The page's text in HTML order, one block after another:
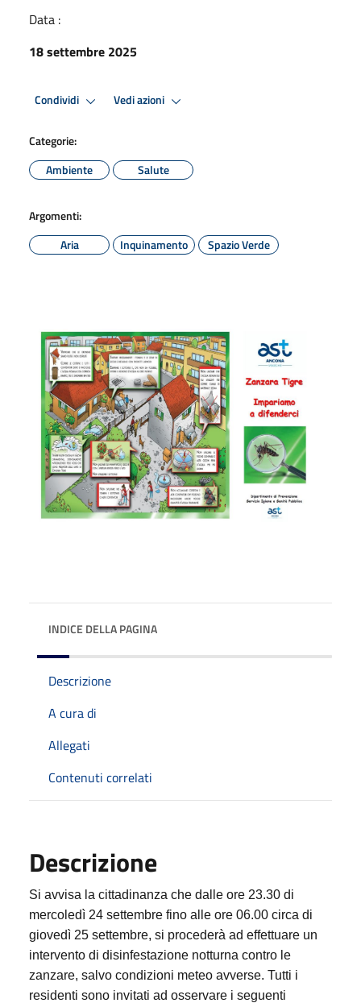
Data :
18 settembre 2025
Condividi Vedi azioni
Categorie:
Ambiente
Salute
Argomenti:
Aria
Inquinamento Spazio Verde
INDICE DELLA PAGINA
Descrizione
A cura di
Allegati
Contenuti correlati
Descrizione
Si avvisa la cittadinanza che dalle ore 23.30 di
mercoledì 24 settembre fino alle ore 06.00 circa di
giovedì 25 settembre, si procederà ad effettuare un
intervento di disinfestazione notturna contro le
zanzare, salvo condizioni meteo avverse. Tutti i
residenti sono invitati ad osservare i seguenti